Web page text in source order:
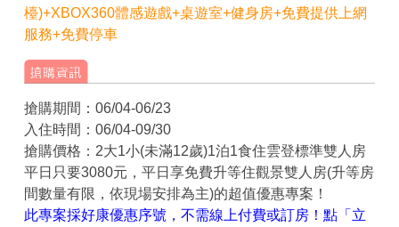
檯)+XBOX360體感遊戲+桌遊室+健身房+免費提供上網
服務+免費停車
搶購期間：06/04-06/23
入住時間：06/04-09/30
搶購價格：2大1小(未滿12歲)1泊1食住雲登標準雙人房
平日只要3080元，平日享免費升等住觀景雙人房(升等房
間數量有限，依現場安排為主)的超值優惠專案！
此專案採好康優惠序號，不需線上付費或訂房！點「立